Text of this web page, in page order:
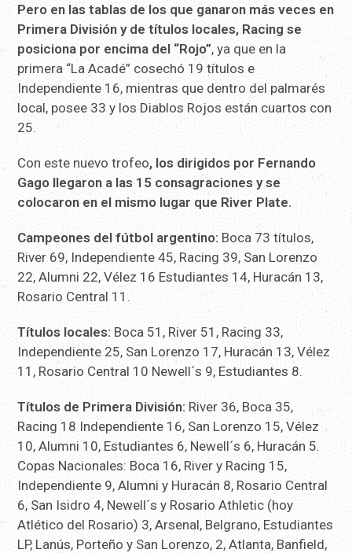
Pero en las tablas de los que ganaron más veces en
Primera División y de títulos locales, Racing se
posiciona por encima del “Rojo”, ya que en la
primera “La Acadé” cosechó 19 títulos e
Independiente 16, mientras que dentro del palmarés
local, posee 33 y los Diablos Rojos están cuartos con
25.
Con este nuevo trofeo, los dirigidos por Fernando
Gago llegaron a las 15 consagraciones y se
colocaron en el mismo lugar que River Plate.
Campeones del fútbol argentino: Boca 73 títulos,
River 69, Independiente 45, Racing 39, San Lorenzo
22, Alumni 22, Vélez 16 Estudiantes 14, Huracán 13,
Rosario Central 11.
Títulos locales: Boca 51, River 51, Racing 33,
Independiente 25, San Lorenzo 17, Huracán 13, Vélez
11, Rosario Central 10 Newell´s 9, Estudiantes 8.
Títulos de Primera División:River 36, Boca 35,
Racing 18 Independiente 16, San Lorenzo 15, Vélez
10, Alumni 10, Estudiantes 6, Newell´s 6, Huracán 5.
Copas Nacionales: Boca 16, River y Racing 15,
Independiente 9, Alumni y Huracán 8, Rosario Central
6, San Isidro 4, Newell´s y Rosario Athletic (hoy
Atlético del Rosario) 3, Arsenal, Belgrano, Estudiantes
LP, Lanús, Porteño y San Lorenzo, 2, Atlanta, Banfield,